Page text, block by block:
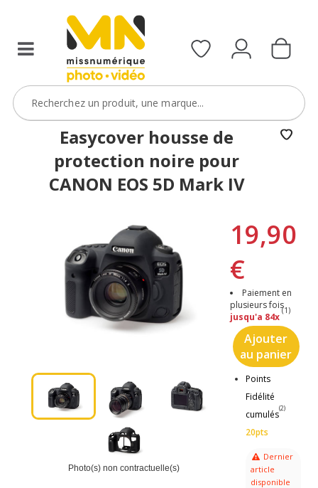
Easycover housse de
protection noire pour
CANON EOS 5D Mark IV
Photo(s) non contractuelle(s)
19,90
€
Paiement en
plusieurs fois
jusqu'a 84x
(1)
Ajouter
au panier
Points
Fidélité
cumulés
(2)
20pts
Dernier
article
disponible